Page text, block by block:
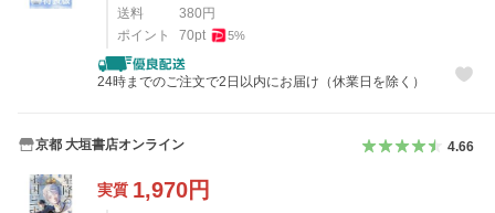
送料
380 円
ポイント
70pt 5%
24時までのご注文で2日以内にお届け（休業日を除く）
京都 大垣書店オンライン 4.66
実質 1,970円